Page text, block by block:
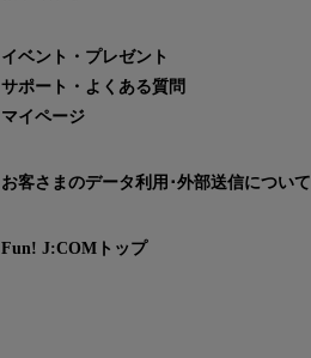
イベント・プレゼント
サポート・よくある質問
マイページ
お客さまのデータ利用･外部送信について
Fun! J:COMトップ